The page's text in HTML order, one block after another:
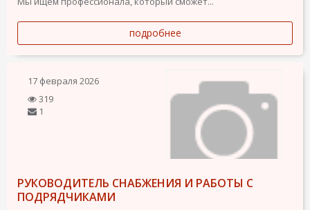
подробнее
17 февраля 2026
319
1
РУКОВОДИТЕЛЬ СНАБЖЕНИЯ И РАБОТЫ С
ПОДРЯДЧИКАМИ